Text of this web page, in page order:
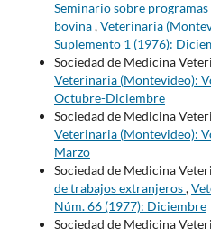
Seminario sobre
bovina,Veterinaria
Suplemento 1 (1976):
Sociedad de Medicina
Veterinaria (Montevideo):
Octubre-Diciembre
Sociedad de Medicina
Veterinaria (Montevideo):
Marzo
Sociedad de Medicina
de trabajos extranjeros,
Núm. 66 (1977): Diciembre
Sociedad de Medicina